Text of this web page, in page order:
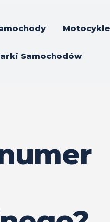
Motocykle
Samochodów